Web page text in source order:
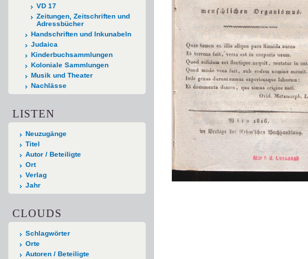
VD 17
Zeitungen, Zeitschriften und
Adressbücher
Handschriften und Inkunabeln
Judaica
Kinderbuchsammlungen
Koloniale Sammlungen
Musik und Theater
Nachlässe
LISTEN
Neuzugänge
Titel
Autor / Beteiligte
Ort
Verlag
Jahr
CLOUDS
Schlagwörter
Orte
Autoren / Beteiligte